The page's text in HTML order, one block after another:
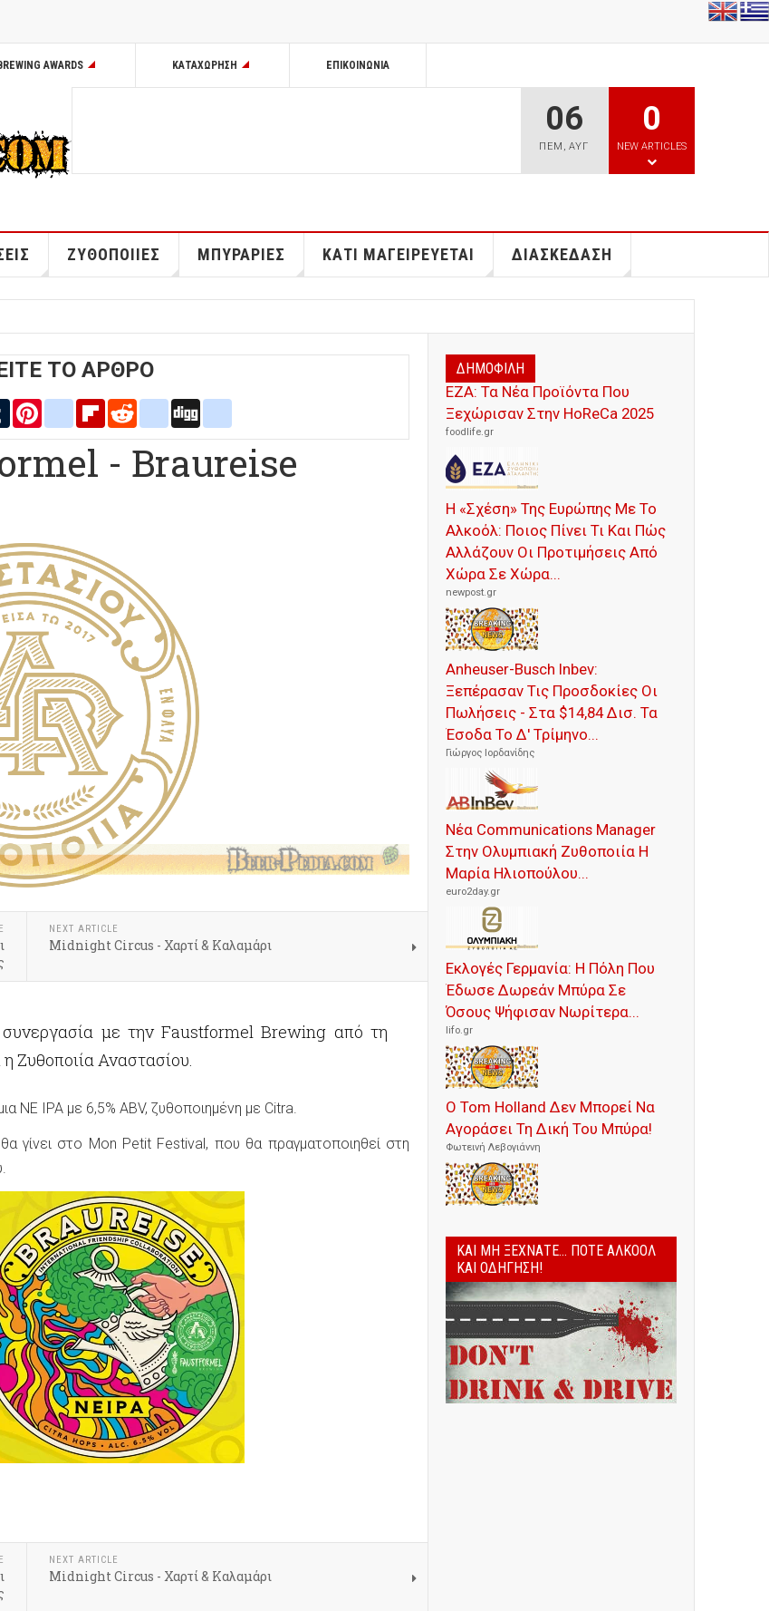
AWARDS ΚΑΤΑΧΩΡΗΣΗ ΕΠΙΚΟΙΝΩΝΊΑ
06
ΠΕΜ ,ΑΥΓ
0
NEW ARTICLES
ΖΥΘΟΠΟΙΙΕΣ ΜΠΥΡΑΡΙΕΣ ΚΑΤΙ ΜΑΓΕΙΡΕΥΕΤΑΙ ΔΙΑΣΚΕΔΑΣΗ
ΤΟ ΑΡΘΡΟ
Tumblr Pinterestblogger_post
FlipboardRedditdelicious
- Braureise
NEXT ARTICLE
Midnight Circus - Χαρτί & Καλαμάρι
με την Faustformel Brewing από τη
Ζυθοποιία Αναστασίου.
NE IPA με 6,5% ABV, ζυθοποιημένη με Citra.
γίνει στο Mon Petit Festival, που θα πραγματοποιηθεί στη
NEXT ARTICLE
Midnight Circus - Χαρτί & Καλαμάρι
ΔΗΜΟΦΙΛΗ
ΕΖΑ: Τα Νέα Προϊόντα Που
Ξεχώρισαν Στην HoReCa 2025
foodlife.gr
Η «Σχέση» Της Ευρώπης Με Το
Αλκοόλ: Ποιος Πίνει Τι Και Πώς
Αλλάζουν Οι Προτιμήσεις Από
Χώρα Σε Χώρα...
newpost.gr
Anheuser-Busch Inbev:
Ξεπέρασαν Τις Προσδοκίες Οι
Πωλήσεις - Στα $14,84 Δισ. Τα
Έσοδα Το Δ' Τρίμηνο...
Γιώργος Ιορδανίδης
Νέα Communications Manager
Στην Ολυμπιακή Ζυθοποιία Η
Μαρία Ηλιοπούλου...
euro2day.gr
Εκλογές Γερμανία: Η Πόλη Που
Έδωσε Δωρεάν Μπύρα Σε
Όσους Ψήφισαν Νωρίτερα...
lifo.gr
Ο Tom Holland Δεν Μπορεί Να
Αγοράσει Τη Δική Του Μπύρα!
Φωτεινή Λεβογιάννη
ΚΑΙ ΜΗ ΞΕΧΝΆΤΕ... ΠΟΤΈ ΑΛΚΟΌΛ
ΚΑΙ ΟΔΉΓΗΣΗ!